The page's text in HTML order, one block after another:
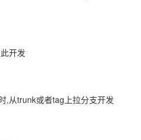
开发
,从trunk或者tag上拉分支开发